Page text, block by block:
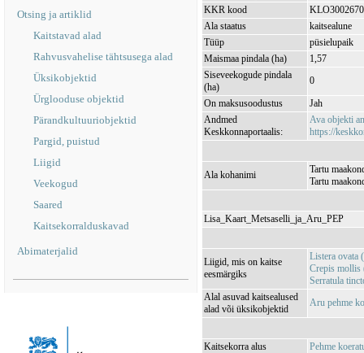
Otsing ja artiklid
Kaitstavad alad
Rahvusvahelise tähtsusega alad
Üksikobjektid
Ürglooduse objektid
Pärandkultuuriobjektid
Pargid, puistud
Liigid
Veekogud
Saared
Kaitsekorralduskavad
Abimaterjalid
KKR kood
KLO3002670
Ala staatus
kaitsealune
Tüüp
püsielupaik
Maismaa pindala (ha)
1,57
Siseveekogude pindala
(ha)
0
On maksusoodustus
Jah
Andmed
Keskkonnaportaalis:
Ava objekti
https://
Ala kohanimi
Tartu
Tartu
Lisa_Kaart_Metsaselli_ja_Aru_PEP
Liigid, mis on kaitse
eesmärgiks
Listera ovata
Crepis mollis
Serratula
Alal asuvad kaitsealused
alad või üksikobjektid
Aru pehme
Kaitsekorra alus
Pehme